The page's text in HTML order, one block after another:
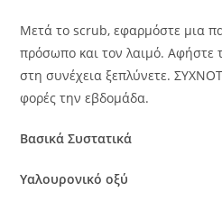
Μετά το scrub, εφαρμόστε μια
πρόσωπο και τον λαιμό. Αφήστε
στη συνέχεια ξεπλύνετε.
φορές την εβδομάδα.
Βασικά Συστατικά
Υαλουρονικό οξύ